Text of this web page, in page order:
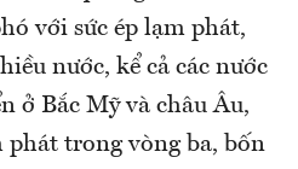
với sức ép lạm phát,
nước, kể cả các nước
ở Bắc Mỹ và châu Âu,
phát trong vòng ba, bốn